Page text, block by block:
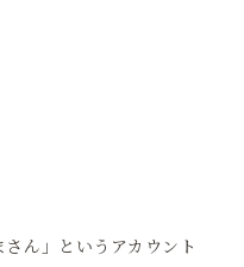
ん」というアカウント